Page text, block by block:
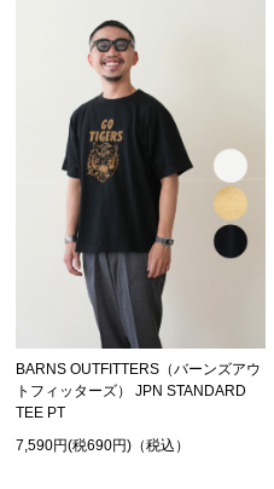
BARNS OUTFITTERS（バーンズアウ
トフィッターズ） JPN STANDARD
TEE PT
7,590円(税690円)（税込）